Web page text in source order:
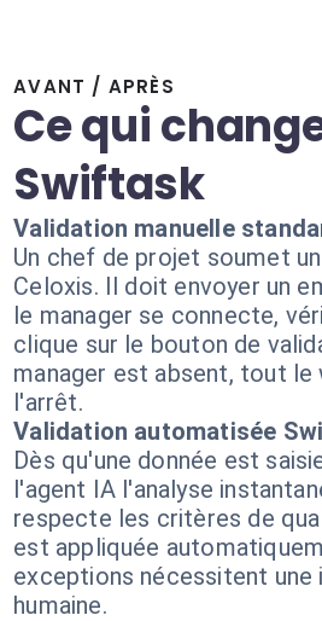
AVANT / APRÈS
Ce qui
Swiftask
Validation manuelle
Un chef de projet soumet
Celoxis. Il doit envoyer un
le manager se connecte,
clique sur le bouton de
manager est absent, tout
l'arrêt.
Validation automatisée
Dès qu'une donnée est
l'agent IA l'analyse
respecte les critères de
est appliquée
exceptions nécessitent une
humaine.